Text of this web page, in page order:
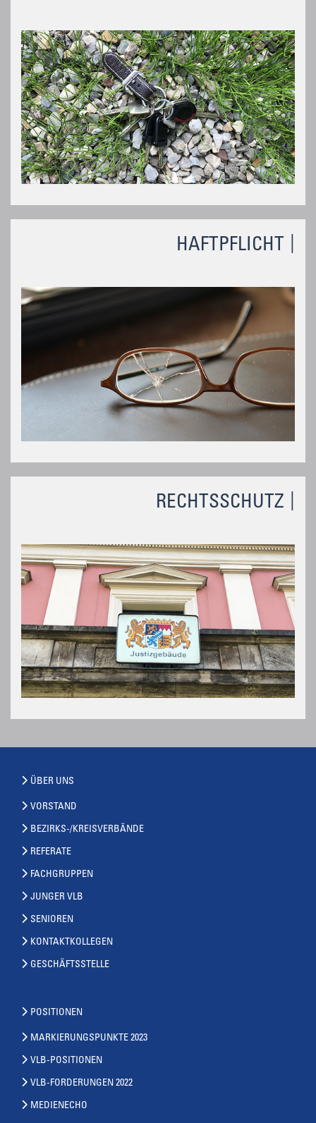
HAFTPFLICHT
RECHTSSCHUTZ
ÜBER UNS
VORSTAND
BEZIRKS-/KREISVERBÄNDE
REFERATE
FACHGRUPPEN
JUNGER VLB
SENIOREN
KONTAKTKOLLEGEN
GESCHÄFTSSTELLE
POSITIONEN
MARKIERUNGSPUNKTE 2023
VLB-POSITIONEN
VLB-FORDERUNGEN 2022
MEDIENECHO